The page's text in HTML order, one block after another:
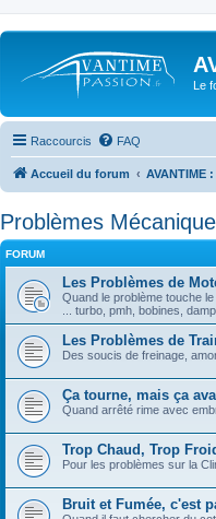
Le
Raccourcis FAQ
Accueil du forum AVANTIME
Problèmes
FORUM
Les Problèmes de
Quand le problème touche
... turbo, pmh, bobines,
Les Problèmes de
Des soucis de freinage,
Ça tourne, mais ça
Quand arrêté rime avec
Trop Chaud, Trop
Pour les problèmes sur la
Bruit et Fumée, c'est